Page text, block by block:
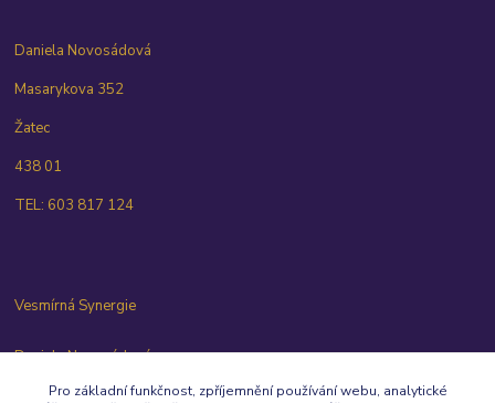
Daniela Novosádová
Masarykova 352
Žatec
438 01
TEL: 603 817 124
Vesmírná Synergie
Daniela Novosádová
603 817 124
Pro základní funkčnost, zpříjemnění používání webu, analytické